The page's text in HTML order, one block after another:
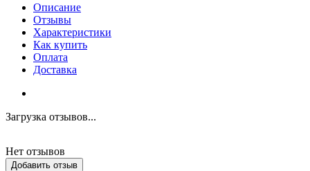
Описание
Отзывы
Характеристики
Как купить
Оплата
Доставка
Загрузка отзывов...
Нет отзывов
Добавить отзыв